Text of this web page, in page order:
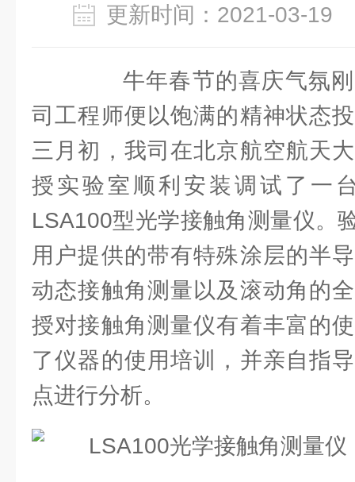
更新时间：2021-03-
牛年春节的喜庆气氛刚
司工程师便以饱满的精神状态
三月初，我司在北京航空航天
授实验室顺利安装调试了一
LSA100型光学接触角测量仪。
用户提供的带有特殊涂层的半
动态接触角测量以及滚动角的
授对接触角测量仪有着丰富的
了仪器的使用培训，并亲自指
点进行分析。